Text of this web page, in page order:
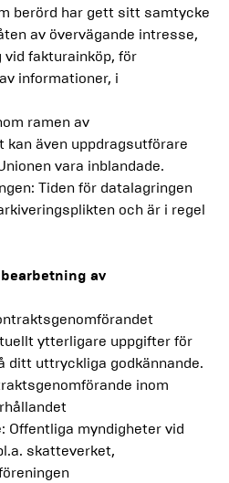
berörd har gett sitt samtycke
av övervägande intresse,
vid fakturainköp, för
informationer, i
ramen av
även uppdragsutförare
vara inblandade.
Tiden för datalagringen
och är i regel
av
ytterligare uppgifter för
ditt uttryckliga godkännande.
inom
Offentliga myndigheter vid
skatteverket,